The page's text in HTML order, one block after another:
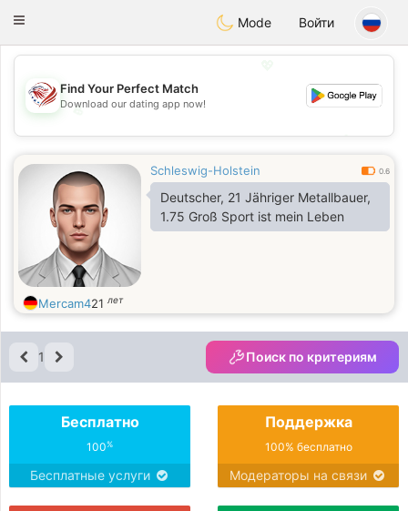
Dating
Toggle
Mode Войти
💖
💕
Find Your Perfect Match
Download our dating app now!
Schleswig-Holstein 0.6
Deutscher, 21 Jähriger Metallbauer,
1.75 Groß Sport ist mein Leben
Mercam421 лет
1 Поиск по критериям
Бесплатно
100%
Бесплатные услуги
Поддержка
100% бесплатно
Модераторы на связи